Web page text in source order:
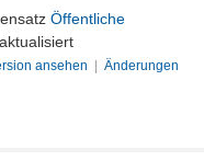
Öffentliche
aktualisiert
ansehen | Änderungen